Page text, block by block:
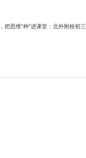
把思维“种”进课堂：北外附校初三